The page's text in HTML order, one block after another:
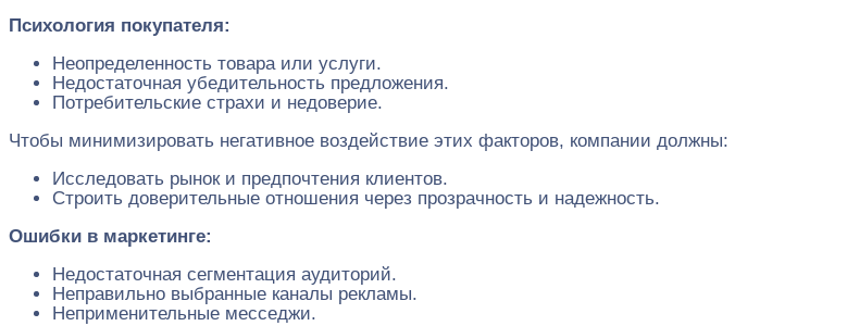
Психология покупателя:
Неопределенность товара или услуги.
Недостаточная убедительность предложения.
Потребительские страхи и недоверие.
Чтобы минимизировать негативное воздействие этих факторов, компании должны:
Исследовать рынок и предпочтения клиентов.
Строить доверительные отношения через прозрачность и надежность.
Ошибки в маркетинге:
Недостаточная сегментация аудиторий.
Неправильно выбранные каналы рекламы.
Неприменительные месседжи.